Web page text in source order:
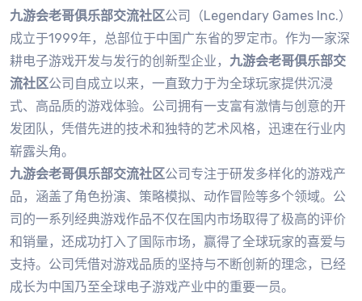
九游会老哥俱乐部交流社区公司（Legendary Games Inc.）
成立于1999年，总部位于中国广东省的罗定市。作为一家深
耕电子游戏开发与发行的创新型企业， 九游会老哥俱乐部交
流社区公司自成立以来，一直致力于为全球玩家提供沉浸
式、高品质的游戏体验。公司拥有一支富有激情与创意的开
发团队，凭借先进的技术和独特的艺术风格，迅速在行业内
崭露头角。
九游会老哥俱乐部交流社区公司专注于研发多样化的游戏产
品，涵盖了角色扮演、策略模拟、动作冒险等多个领域。公
司的一系列经典游戏作品不仅在国内市场取得了极高的评价
和销量，还成功打入了国际市场，赢得了全球玩家的喜爱与
支持。公司凭借对游戏品质的坚持与不断创新的理念，已经
成长为中国乃至全球电子游戏产业中的重要一员。